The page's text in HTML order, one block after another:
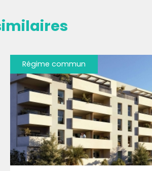
Régime commun